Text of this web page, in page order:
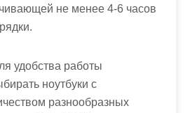
не менее 4-6 часов
удобства работы
ноутбуки с
разнообразных